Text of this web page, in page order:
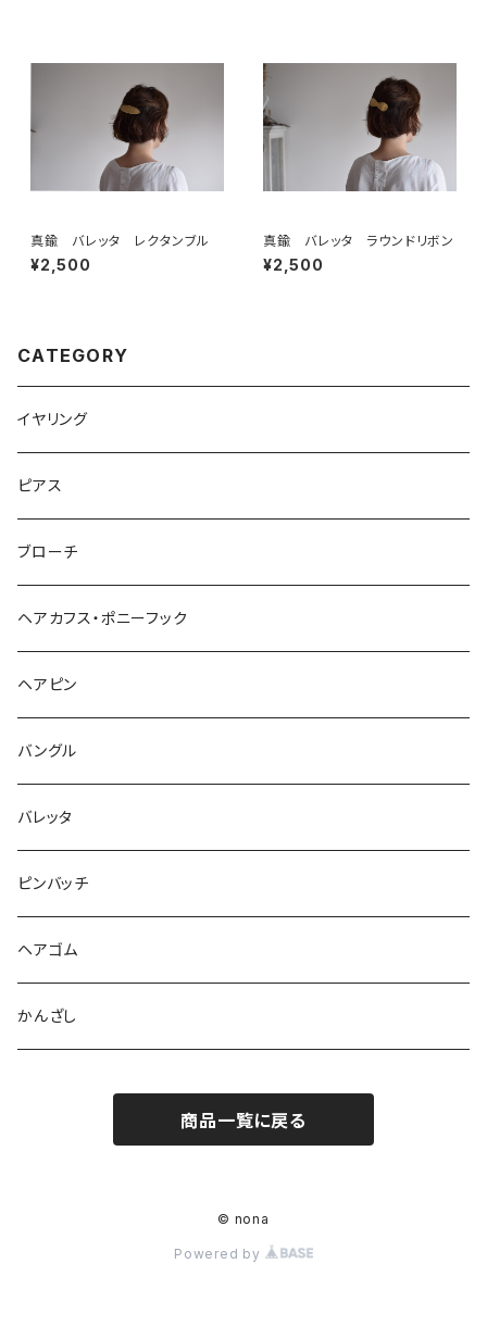
真鍮 バレッタ レクタンブル
¥2,500
真鍮 バレッタ ラウンドリボン
¥2,500
CATEGORY
イヤリング
ピアス
ブローチ
ヘアカフス・ポニーフック
ヘアピン
バングル
バレッタ
ピンバッチ
ヘアゴム
かんざし
商品一覧に戻る
© nona
Powered by